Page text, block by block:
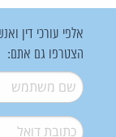
אלפי עורכי דין
הצטרפו גם אתם:
שם משתמש*
דואל*